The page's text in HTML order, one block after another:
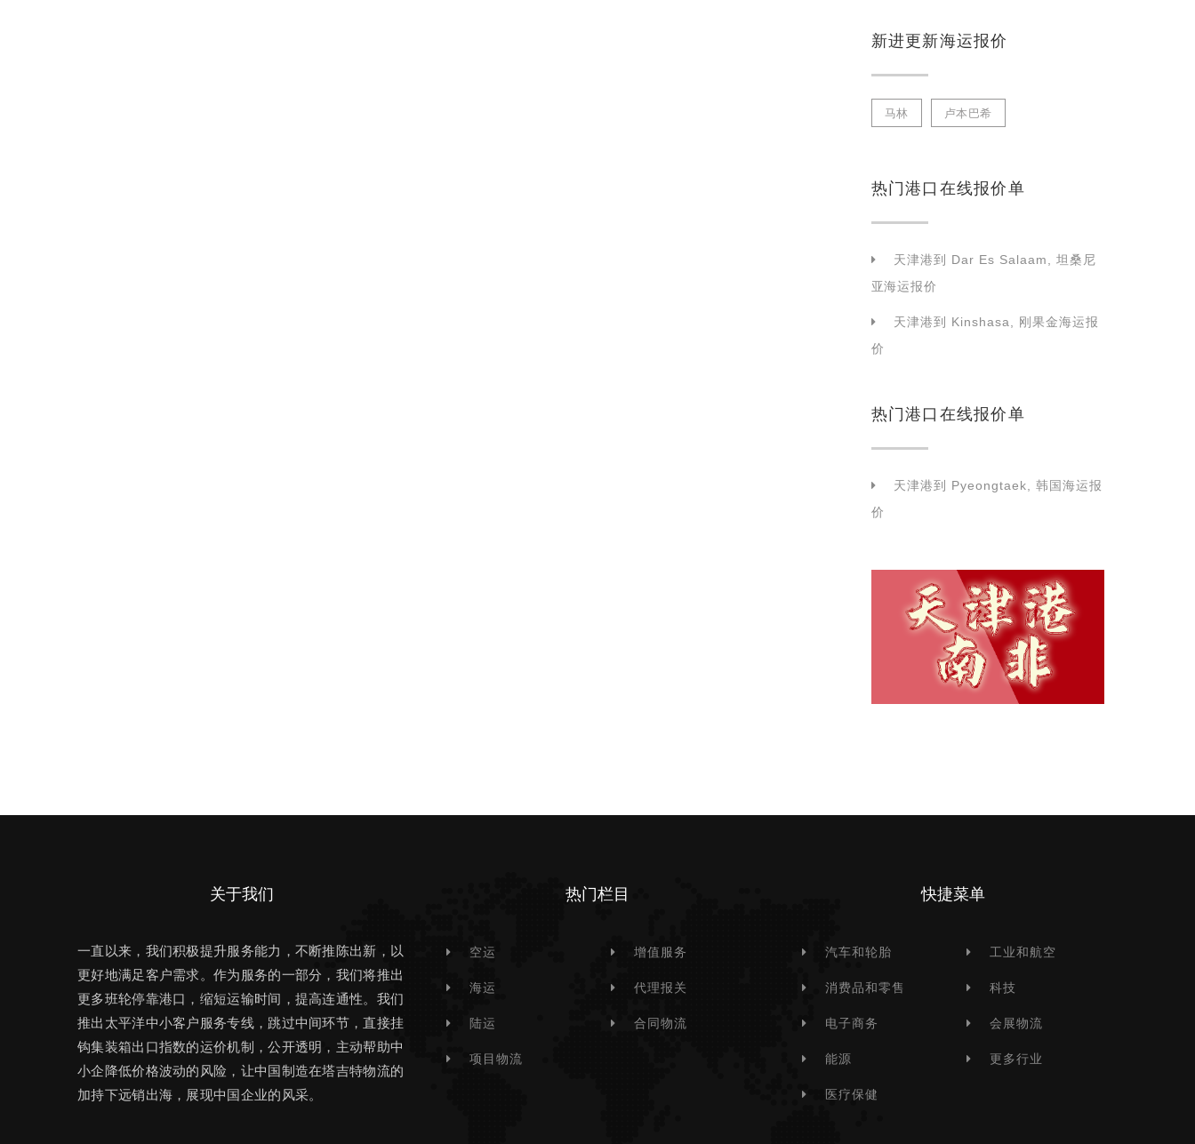
新进更新海运报价
马林 卢本巴希
热门港口在线报价单
天津港到 Dar Es Salaam, 坦桑尼
亚海运报价
天津港到 Kinshasa, 刚果金海运报
价
热门港口在线报价单
天津港到 Pyeongtaek, 韩国海运报
价
关于我们
一直以来，我们积极提升服务能力，不断推陈出新，以
更好地满足客户需求。作为服务的一部分，我们将推出
更多班轮停靠港口，缩短运输时间，提高连通性。我们
推出太平洋中小客户服务专线，跳过中间环节，直接挂
钩集装箱出口指数的运价机制，公开透明，主动帮助中
小企降低价格波动的风险，让中国制造在塔吉特物流的
加持下远销出海，展现中国企业的风采。
热门栏目
空运
海运
陆运
项目物流
增值服务
代理报关
合同物流
快捷菜单
汽车和轮胎
消费品和零售
电子商务
能源
医疗保健
工业和航空
科技
会展物流
更多行业